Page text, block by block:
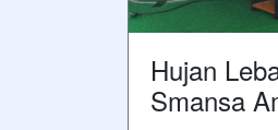
Hujan
Smansa